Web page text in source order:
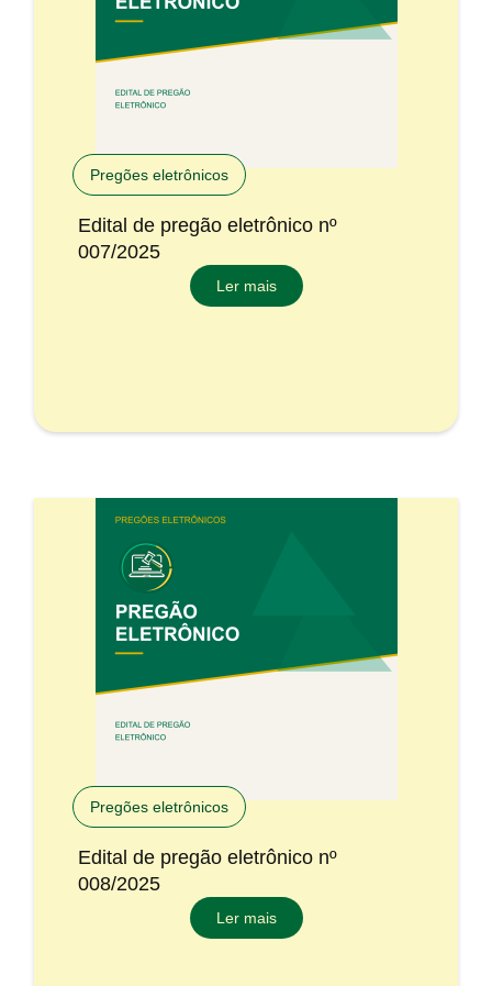
Pregões eletrônicos
Edital de pregão eletrônico nº
007/2025
Ler mais
Pregões eletrônicos
Edital de pregão eletrônico nº
008/2025
Ler mais